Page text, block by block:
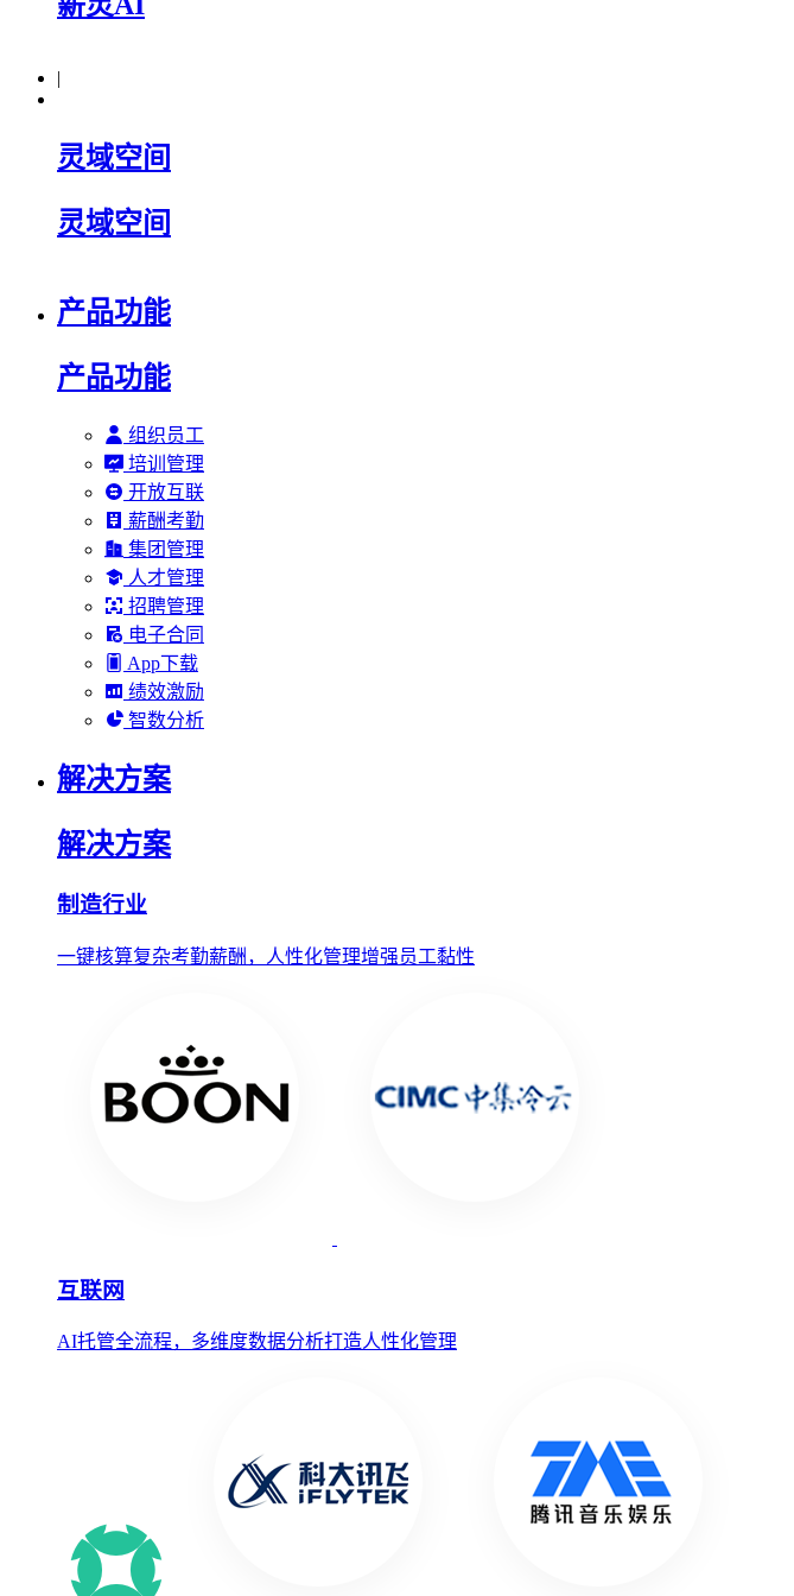
|
灵域空间
灵域空间
产品功能
产品功能
组织员工
培训管理
开放互联
薪酬考勤
集团管理
人才管理
招聘管理
电子合同
App下载
绩效激励
智数分析
解决方案
解决方案
制造行业
一键核算复杂考勤薪酬，人性化管理增强员工黏性
互联网
AI托管全流程，多维度数据分析打造人性化管理